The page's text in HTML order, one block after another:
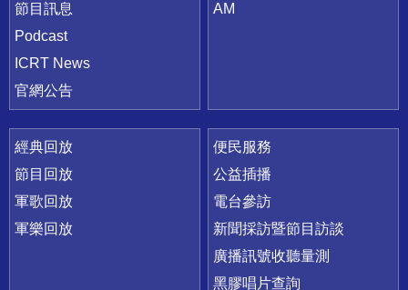
節目訊息
Podcast
ICRT News
官網公告
AM
經典回放
節目回放
軍歌回放
軍樂回放
便民服務
公益插播
電台參訪
新聞採訪暨節目訪談
廣播訊號收聽量測
黑膠唱片查詢